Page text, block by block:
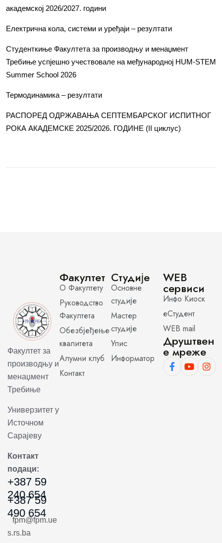
академској 2026/2027. години
Електрична кола, системи и уређаји – резултати
Студенткиње Факултета за производњу и менаџмент
Требиње успјешно учествовале на међународној HUM-STEM
Summer School 2026
Термодинамика – резултати
РАСПОРЕД ОДРЖАВАЊА СЕПТЕМБАРСКОГ ИСПИТНОГ
РОКА АКАДЕМСКЕ 2025/2026. ГОДИНЕ (II циклус)
Факултет за
производњу и
менаџмент
Требиње
Универзитет у
Источном
Сарајеву
Контакт
подаци:
+387 59
240 654
+387 59
490 654
fpm@fpm.ue
s.rs.ba
Факултет
О Факултету
Руководство
Факултета
Обезбјеђење
квалитета
Алумни клуб
Контакт
Студије
Основне
студије
Мастер
студије
Упис
Информатор
WEB
сервиси
Инфо Киоск
еСтудент
WEB mail
Друштвен
е мреже